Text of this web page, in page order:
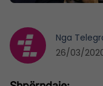
Nga
26/03/